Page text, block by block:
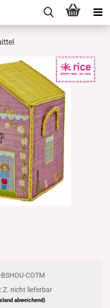
COTM
nicht lieferbar
abweichend)